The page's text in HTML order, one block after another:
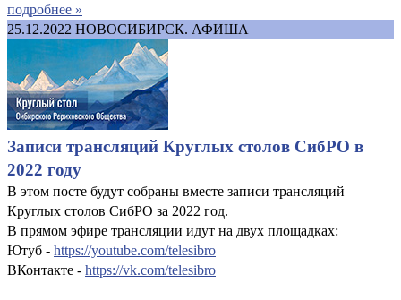
подробнее »
25.12.2022 НОВОСИБИРСК. АФИША
Записи трансляций Круглых столов СибРО в
2022 году
В этом посте будут собраны вместе записи трансляций
Круглых столов СибРО за 2022 год.
В прямом эфире трансляции идут на двух площадках:
Ютуб - https://youtube.com/telesibro
ВКонтакте - https://vk.com/telesibro